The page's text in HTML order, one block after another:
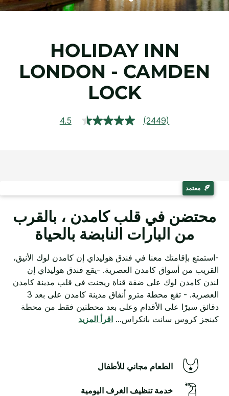
HOLIDAY INN
LONDON - CAMDEN
LOCK
4.5
قراءة(2449)
معتمد
محتضن في قلب كامدن ، بالقرب
من البارات النابضة بالحياة
-استمتع بإقامتك معنا في فندق هوليداي إن كامدن لوك الأنيق،
القريب من أسواق كامدن العصرية. -يقع فندق هوليداي إن
لندن كامدن لوك على ضفة قناة ريجنت في قلب مدينة كامدن
العصرية. - تقع محطة مترو أنفاق مدينة كامدن على بعد 3
دقائق سيرًا على الأقدام وعلى بعد محطتين فقط من محطة
كينجز كروس سانت بانكراس... اقرأ المزيد
الطعام مجاني للأطفال
خدمة تنظيف الغرف اليومية